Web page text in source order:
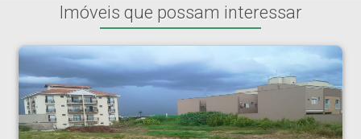
Imóveis que possam interessar